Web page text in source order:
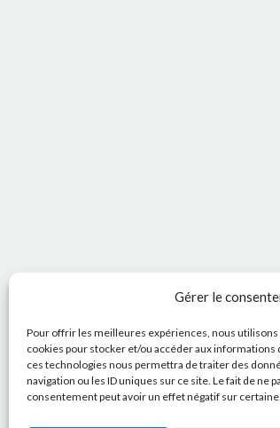
Gérer le
Pour offrir les meilleures expériences, nous
cookies pour stocker et/ou accéder aux informations
ces technologies nous permettra de traiter des
navigation ou les ID uniques sur ce site. Le fait de ne
consentement peut avoir un effet négatif sur